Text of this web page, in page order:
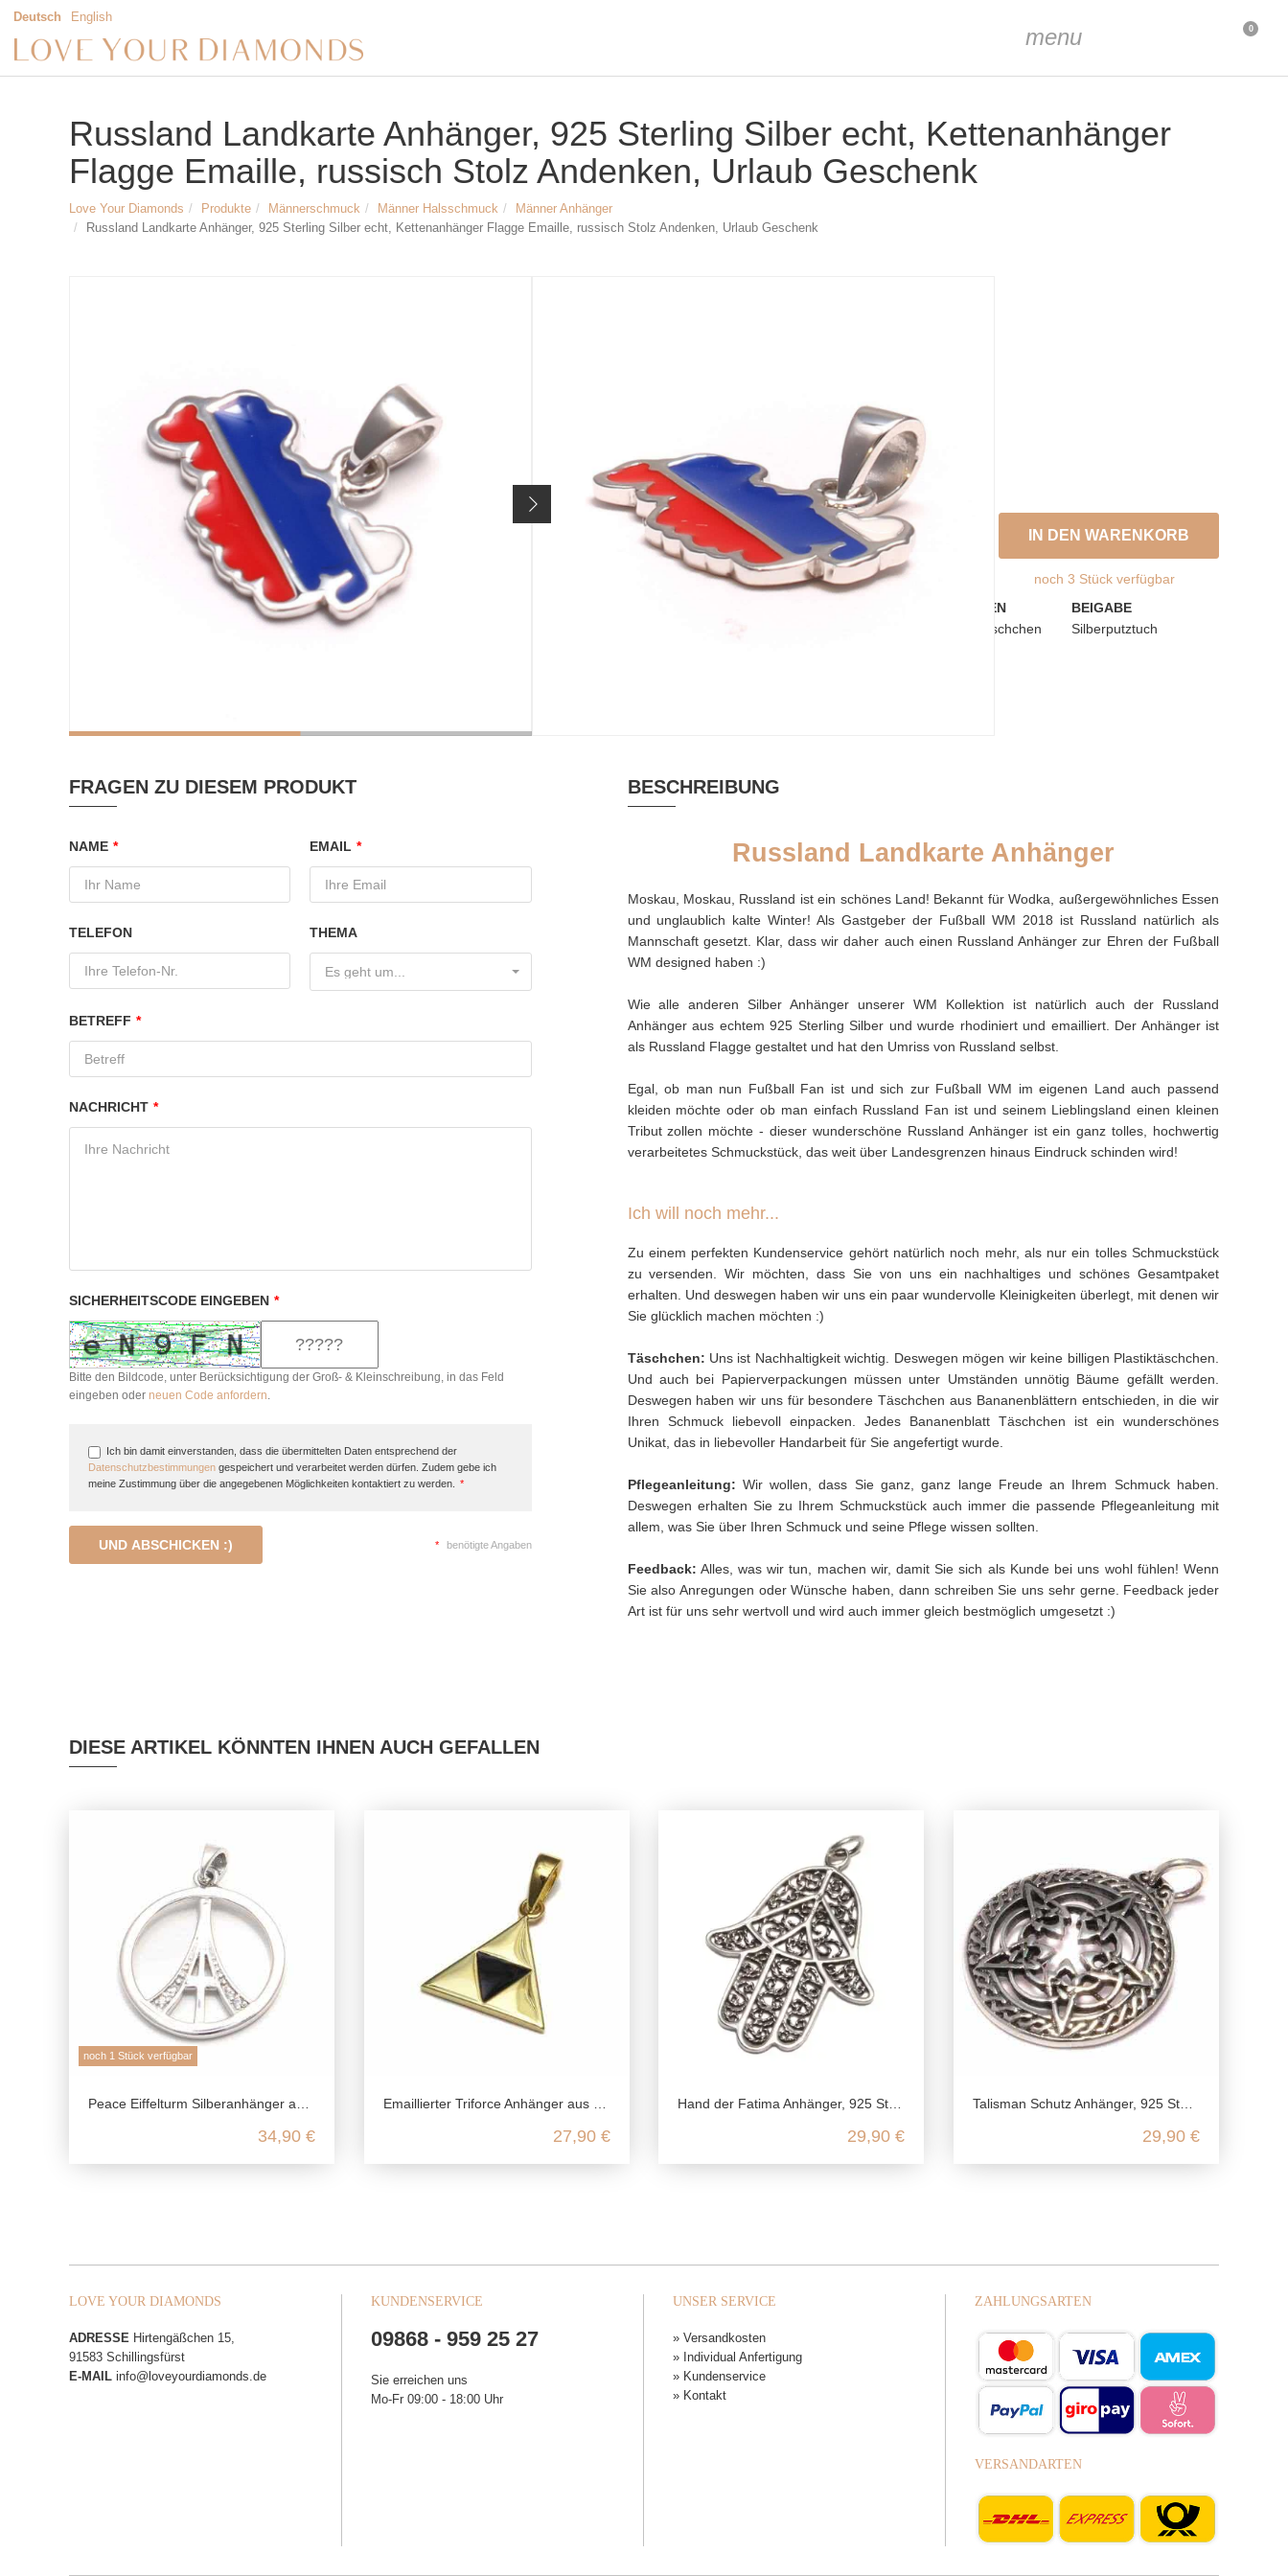
Deutsch English
menu 0
Russland Landkarte Anhänger, 925 Sterling Silber echt, Kettenanhänger
Flagge Emaille, russisch Stolz Andenken, Urlaub Geschenk
Love Your Diamonds Produkte Männerschmuck Männer Halsschmuck
Männer Anhänger
Russland Landkarte Anhänger, 925 Sterling Silber echt, Kettenanhänger Flagge Emaille, russisch Stolz Andenken, Urlaub Geschenk
Artikelnr.2447
25,90 €
Preis inkl. 19% MwSt. zzgl.Versandkosten
IN DEN WARENKORB
noch 3 Stück verfügbar
TÄSCHCHEN
Palmblatttäschchen
BEIGABE
Silberputztuch
FRAGEN ZU DIESEM PRODUKT
NAME * EMAIL *
TELEFON THEMA
Es geht um...
BETREFF *
NACHRICHT *
SICHERHEITSCODE EINGEBEN *
Bitte den Bildcode, unter Berücksichtigung der Groß- & Kleinschreibung, in das Feld
eingeben oder neuen Code anfordern.
Ich bin damit einverstanden, dass die übermittelten Daten entsprechend der
Datenschutzbestimmungen gespeichert und verarbeitet werden dürfen. Zudem gebe ich
meine Zustimmung über die angegebenen Möglichkeiten kontaktiert zu werden.
*
UND ABSCHICKEN :) * benötigte Angaben
BESCHREIBUNG
Russland Landkarte Anhänger
Moskau, Moskau, Russland ist ein schönes Land! Bekannt für Wodka, außergewöhnliches Essen
und unglaublich kalte Winter! Als Gastgeber der Fußball WM 2018 ist Russland natürlich als
Mannschaft gesetzt. Klar, dass wir daher auch einen Russland Anhänger zur Ehren der Fußball
WM designed haben :)
Wie alle anderen Silber Anhänger unserer WM Kollektion ist natürlich auch der Russland
Anhänger aus echtem 925 Sterling Silber und wurde rhodiniert und emailliert. Der Anhänger ist
als Russland Flagge gestaltet und hat den Umriss von Russland selbst.
Egal, ob man nun Fußball Fan ist und sich zur Fußball WM im eigenen Land auch passend
kleiden möchte oder ob man einfach Russland Fan ist und seinem Lieblingsland einen kleinen
Tribut zollen möchte - dieser wunderschöne Russland Anhänger ist ein ganz tolles, hochwertig
verarbeitetes Schmuckstück, das weit über Landesgrenzen hinaus Eindruck schinden wird!
Ich will noch mehr...
Zu einem perfekten Kundenservice gehört natürlich noch mehr, als nur ein tolles Schmuckstück
zu versenden. Wir möchten, dass Sie von uns ein nachhaltiges und schönes Gesamtpaket
erhalten. Und deswegen haben wir uns ein paar wundervolle Kleinigkeiten überlegt, mit denen wir
Sie glücklich machen möchten :)
Täschchen: Uns ist Nachhaltigkeit wichtig. Deswegen mögen wir keine billigen Plastiktäschchen.
Und auch bei Papierverpackungen müssen unter Umständen unnötig Bäume gefällt werden.
Deswegen haben wir uns für besondere Täschchen aus Bananenblättern entschieden, in die wir
Ihren Schmuck liebevoll einpacken. Jedes Bananenblatt Täschchen ist ein wunderschönes
Unikat, das in liebevoller Handarbeit für Sie angefertigt wurde.
Pflegeanleitung: Wir wollen, dass Sie ganz, ganz lange Freude an Ihrem Schmuck haben.
Deswegen erhalten Sie zu Ihrem Schmuckstück auch immer die passende Pflegeanleitung mit
allem, was Sie über Ihren Schmuck und seine Pflege wissen sollten.
Feedback: Alles, was wir tun, machen wir, damit Sie sich als Kunde bei uns wohl fühlen! Wenn
Sie also Anregungen oder Wünsche haben, dann schreiben Sie uns sehr gerne. Feedback jeder
Art ist für uns sehr wertvoll und wird auch immer gleich bestmöglich umgesetzt :)
DIESE ARTIKEL KÖNNTEN IHNEN AUCH GEFALLEN
noch 1 Stück verfügbar
Peace Eiffelturm Silberanhänger aus echtem 925 Sterling Silber
34,90 €
Emaillierter Triforce Anhänger aus recyceltem 925 Sterling Silber
27,90 €
Hand der Fatima Anhänger, 925 Sterling Silber, Hamsa Talisman, Silberanhänger filigran, Schutz Symbol Reiki Heilung, Boho
29,90 €
Talisman Schutz Anhänger, 925 Sterling Silber, Wicca Hexen Symbol, Stern Silberanhänger, Pentagramm Kettenanhänger
29,90 €
LOVE YOUR DIAMONDS
ADRESSE Hirtengäßchen 15,
91583 Schillingsfürst
E-MAIL info@loveyourdiamonds.de
KUNDENSERVICE
09868 - 959 25 27
Sie erreichen uns
Mo-Fr 09:00 - 18:00 Uhr
UNSER SERVICE
» Versandkosten
» Individual Anfertigung
» Kundenservice
» Kontakt
ZAHLUNGSARTEN
VERSANDARTEN